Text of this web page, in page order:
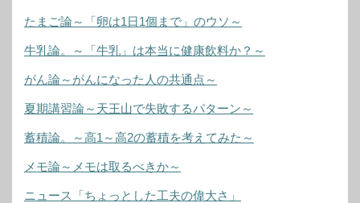
たまご論～「卵は1日1個まで」のウソ～
牛乳論。～「牛乳」は本当に健康飲料か？～
がん論～がんになった人の共通点～
夏期講習論～天王山で失敗するパターン～
蓄積論。～高1～高2の蓄積を考えてみた～
メモ論～メモは取るべきか～
ニュース「ちょっとした工夫の偉大さ」